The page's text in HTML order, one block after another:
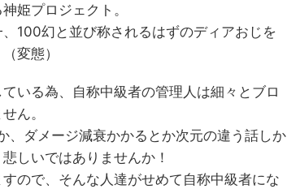
姫プロジェクト。
100幻と並び称されるはずのディアおじを
変態）
いる為、自称中級者の管理人は細々とブロ
ん。
ダメージ減衰かかるとか次元の違う話しか
しいではありませんか！
ので、そんな人達がせめて自称中級者にな